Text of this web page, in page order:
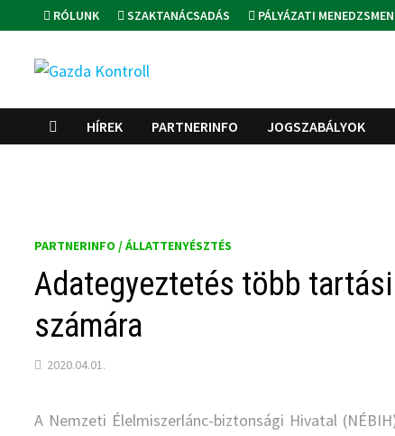
to
content
RÓLUNK SZAKTANÁCSADÁS PÁLYÁZATI
HÍREK PARTNERINFO JOGSZABÁLYOK
PARTNERINFO / ÁLLATTENYÉSZTÉS
Adategyeztetés több
számára
2020.04.01.
A Nemzeti Élelmiszerlánc-biztonsági Hivatal